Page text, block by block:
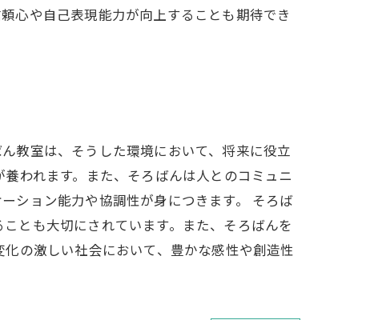
心や自己表現能力が向上することも期待でき
教室は、そうした環境において、将来に役立
われます。また、そろばんは人とのコミュニ
ション能力や協調性が身につきます。 そろば
とも大切にされています。また、そろばんを
の激しい社会において、豊かな感性や創造性